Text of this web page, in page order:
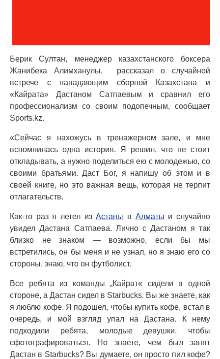
Берик Султан, менеджер казахстанского боксера
Жанибека Алимханулы, рассказал о случайной
встрече с нападающим сборной Казахстана и
«Кайрата» Дастаном Сатпаевым и сравнил его
профессионализм со своим подопечным, сообщает
Sports.kz.
«Сейчас я нахожусь в тренажерном зале, и мне
вспомнилась одна история. Я решил, что не стоит
откладывать, а нужно поделиться ею с молодежью, со
своими братьями. Даст Бог, я напишу об этом и в
своей книге, но это важная вещь, которая не терпит
отлагательств.
Как-то раз я летел изАстаны в Алматы и случайно
увидел Дастана Сатпаева. Лично с Дастаном я так
близко не знаком — возможно, если бы мы
встретились, он бы меня и не узнал, но я знаю его со
стороны, знаю, что он футболист.
Все ребята из команды „Кайрат« сидели в одной
стороне, а Дастан сидел в Starbucks. Вы же знаете, как
я люблю кофе. Я подошел, чтобы купить кофе, встал в
очередь, и мой взгляд упал на Дастана. К нему
подходили ребята, молодые девушки, чтобы
сфотографироваться. Но знаете, чем был занят
Дастан в Starbucks? Вы думаете, он просто пил кофе?